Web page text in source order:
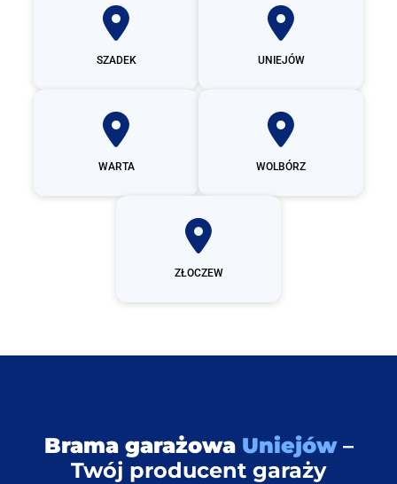
SZADEK UNIEJÓW
WARTA WOLBÓRZ
ZŁOCZEW
Brama garażowa Uniejów–
Twój producent garaży